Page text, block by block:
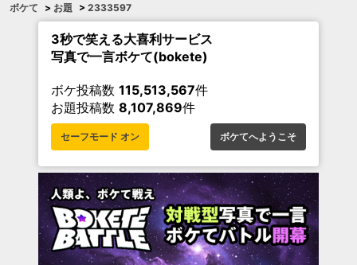
ボケて > お題 > 2333597
3秒で笑える大喜利サービス
写真で一言ボケて(bokete)
ボケ投稿数 115,513,567件
お題投稿数 8,107,869件
セーフモード オン ボケてへようこそ